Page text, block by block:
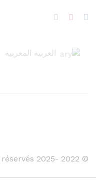
العربية المغربية
© 2022 -2025 Bi3e. Tous les droits réservés.